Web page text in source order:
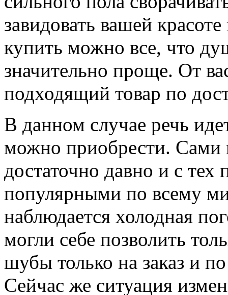
завидовать вашей
купить можно все, что
значительно проще. От
подходящий товар по
В данном случае речь
можно приобрести. Сами
достаточно давно и с тех
популярными по всему
наблюдается холодная
могли себе позволить
шубы только на заказ и
Сейчас же ситуация